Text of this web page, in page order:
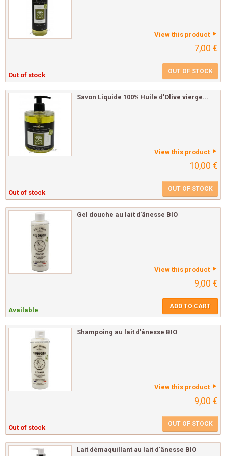
View this product
7,00 €
Out of stock OUT OF STOCK
Savon Liquide 100% Huile d'Olive vierge...
View this product
10,00 €
Out of stock OUT OF STOCK
Gel douche au lait d'ânesse BIO
View this product
9,00 €
Available ADD TO CART
Shampoing au lait d'ânesse BIO
View this product
9,00 €
Out of stock OUT OF STOCK
Lait démaquillant au lait d'ânesse BIO